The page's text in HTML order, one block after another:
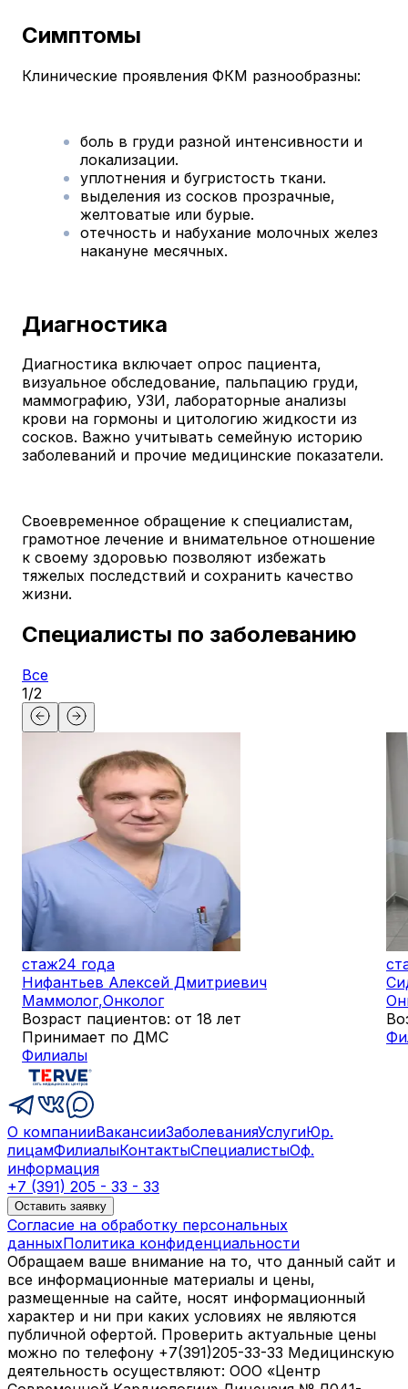
Симптомы
Клинические проявления ФКМ разнообразны:
боль в груди разной интенсивности и
локализации.
уплотнения и бугристость ткани.
выделения из сосков прозрачные,
желтоватые или бурые.
отечность и набухание молочных желез
накануне месячных.
Диагностика
Диагностика включает опрос пациента,
визуальное обследование, пальпацию груди,
маммографию, УЗИ, лабораторные анализы
крови на гормоны и цитологию жидкости из
сосков. Важно учитывать семейную историю
заболеваний и прочие медицинские показатели.
Своевременное обращение к специалистам,
грамотное лечение и внимательное отношение
к своему здоровью позволяют избежать
тяжелых последствий и сохранить качество
жизни.
Специалисты по заболеванию
Все
1/2
стаж24 года
Нифантьев Алексей Дмитриевич
Маммолог,Онколог
Возраст пациентов: от 18 лет
Принимает по ДМС
Филиалы
О компанииВакансииЗаболеванияУслугиЮр.
лицамФилиалыКонтактыСпециалистыОф.
информация
+7 (391) 205 - 33 - 33
Оставить заявку
Согласие на обработку персональных
данныхПолитика конфиденциальности
Обращаем ваше внимание на то, что данный сайт и
все информационные материалы и цены,
размещенные на сайте, носят информационный
характер и ни при каких условиях не являются
публичной офертой. Проверить актуальные цены
можно по телефону +7(391)205-33-33 Медицинскую
деятельность осуществляют: ООО «Центр